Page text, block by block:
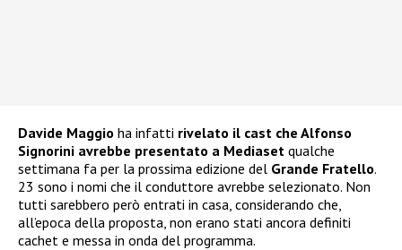
Davide Maggio ha infatti rivelato il cast che Alfonso
Signorini avrebbe presentato a Mediaset qualche
settimana fa per la prossima edizione del Grande Fratello.
23 sono i nomi che il conduttore avrebbe selezionato. Non
tutti sarebbero però entrati in casa, considerando che,
all’epoca della proposta, non erano stati ancora definiti
cachet e messa in onda del programma.